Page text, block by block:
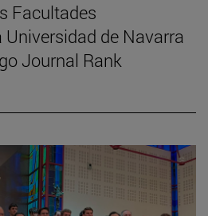
Facultades
de Navarra
Journal Rank